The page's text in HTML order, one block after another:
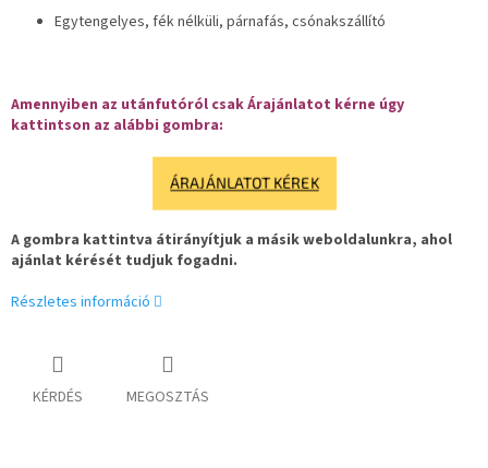
Egytengelyes, fék nélküli, párnafás, csónakszállító
Amennyiben az utánfutóról csak Árajánlatot kérne úgy
kattintson az alábbi gombra:
ÁRAJÁNLATOT KÉREK
A gombra kattintva átirányítjuk a másik weboldalunkra, ahol
ajánlat kérését tudjuk fogadni.
Részletes információ
KÉRDÉS MEGOSZTÁS